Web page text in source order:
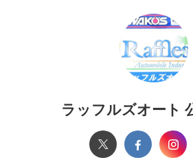
ラッフルズオート